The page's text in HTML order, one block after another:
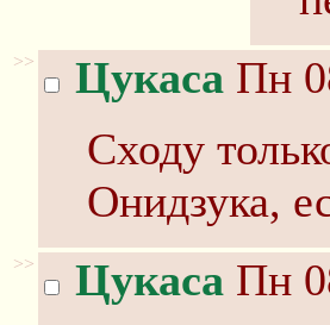
>> Цукаса Пн
Сходу
Онидзука,
>> Цукаса Пн